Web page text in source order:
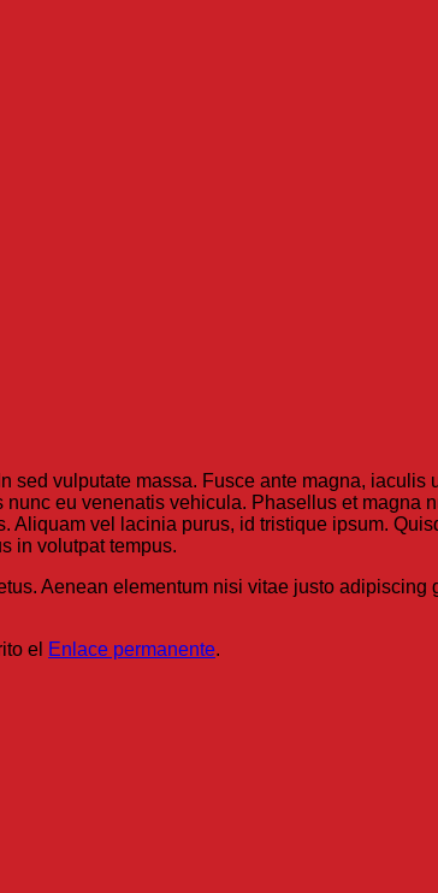
sed vulputate massa. Fusce ante magna,
eu venenatis vehicula. Phasellus et magna
Aliquam vel lacinia purus, id tristique ipsum.
in volutpat tempus.
Aenean elementum nisi vitae justo
el Enlace permanente.